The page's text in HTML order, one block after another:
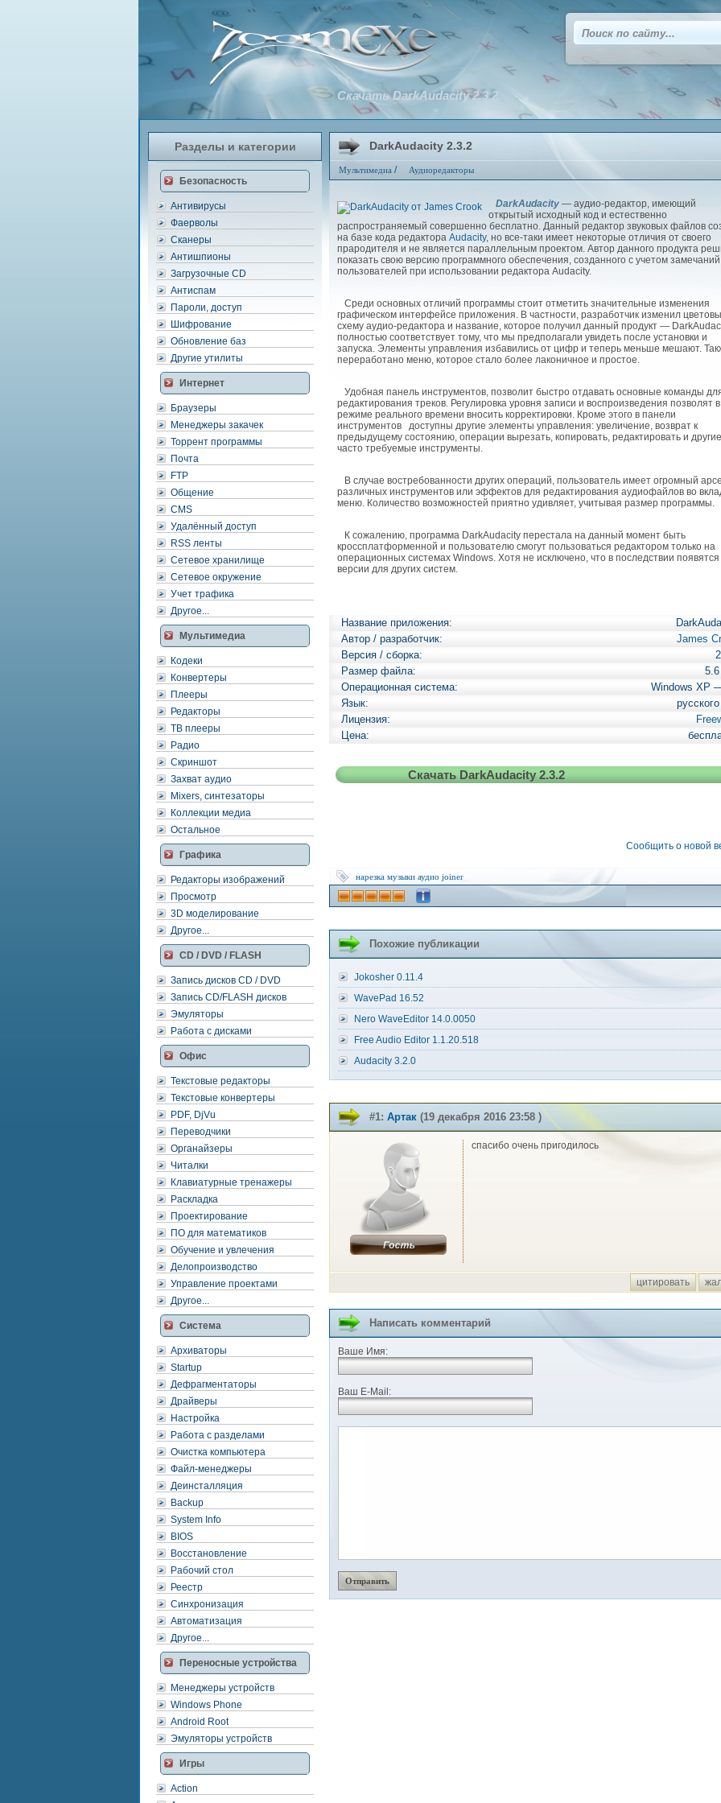
Разделы и категории
Безопасность
Антивирусы
Фаерволы
Сканеры
Антишпионы
Загрузочные CD
Антиспам
Пароли, доступ
Шифрование
Обновление баз
Другие утилиты
Интернет
Браузеры
Менеджеры закачек
Торрент программы
Почта
FTP
Общение
CMS
Удалённый доступ
RSS ленты
Сетевое хранилище
Сетевое окружение
Учет трафика
Другое...
Мультимедиа
Кодеки
Конвертеры
Плееры
Редакторы
ТВ плееры
Радио
Скриншот
Захват аудио
Mixers, синтезаторы
Коллекции медиа
Остальное
Графика
Редакторы изображений
Просмотр
3D моделирование
Другое...
CD / DVD / FLASH
Запись дисков CD / DVD
Запись CD/FLASH дисков
Эмуляторы
Работа с дисками
Офис
Текстовые редакторы
Текстовые конвертеры
PDF, DjVu
Переводчики
Органайзеры
Читалки
Клавиатурные тренажеры
Раскладка
Проектирование
ПО для математиков
Обучение и увлечения
Делопроизводство
Управление проектами
Другое...
Система
Архиваторы
Startup
Дефрагментаторы
Драйверы
Настройка
Работа с разделами
Очистка компьютера
Файл-менеджеры
Деинсталляция
Backup
System Info
BIOS
Восстановление
Рабочий стол
Реестр
Синхронизация
Автоматизация
Другое...
Переносные устройства
Менеджеры устройств
Windows Phone
Android Root
Эмуляторы устройств
Игры
Action
DarkAudacity 2.3.2
Мультимедиа / Аудиоредакторы
Скачать DarkAudacity 2.3.2
DarkAudacity — аудио-редактор, имеющий
открытый исходный код и естественно
распространяемый совершенно бесплатно. Данный редактор звуковых файлов
на базе кода редактора Audacity, но все-таки имеет некоторые отличия от своего
прародителя и не является параллельным проектом. Автор данного продукта
показать свою версию программного обеспечения, созданного с учетом замечаний
пользователей при использовании редактора Audacity.
Среди основных отличий программы стоит отметить значительные изменения
графическом интерфейсе приложения. В частности, разработчик изменил
схему аудио-редактора и название, которое получил данный продукт —
полностью соответствует тому, что мы предполагали увидеть после установки и
запуска. Элементы управления избавились от цифр и теперь меньше мешают.
переработано меню, которое стало более лаконичное и простое.
Удобная панель инструментов, позволит быстро отдавать основные команды
редактирования треков. Регулировка уровня записи и воспроизведения позволят в
режиме реального времени вносить корректировки. Кроме этого в панели
инструментов доступны другие элементы управления: увеличение, возврат к
предыдущему состоянию, операции вырезать, копировать, редактировать и другие
часто требуемые инструменты.
В случае востребованности других операций, пользователь имеет огромный
различных инструментов или эффектов для редактирования аудиофайлов во
меню. Количество возможностей приятно удивляет, учитывая размер программы.
К сожалению, программа DarkAudacity перестала на данный момент быть
кроссплатформенной и пользователю смогут пользоваться редактором только на
операционных системах Windows. Хотя не исключено, что в последствии появятся
версии для других систем.
Название приложения:
Автор / разработчик:
James
Версия / сборка:
Размер файла:
Операционная система:
Windows XP
Язык:
Лицензия:
Цена:
Скачать DarkAudacity 2.3.2
Сообщить о новой
нарезка музыки аудио joiner
Похожие публикации
Jokosher 0.11.4
WavePad 16.52
Nero WaveEditor 14.0.0050
Free Audio Editor 1.1.20.518
Audacity 3.2.0
#1: Артак (19 декабря 2016 23:58 )
спасибо очень пригодилось
цитировать
Написать комментарий
Ваше Имя:
Ваш E-Mail: